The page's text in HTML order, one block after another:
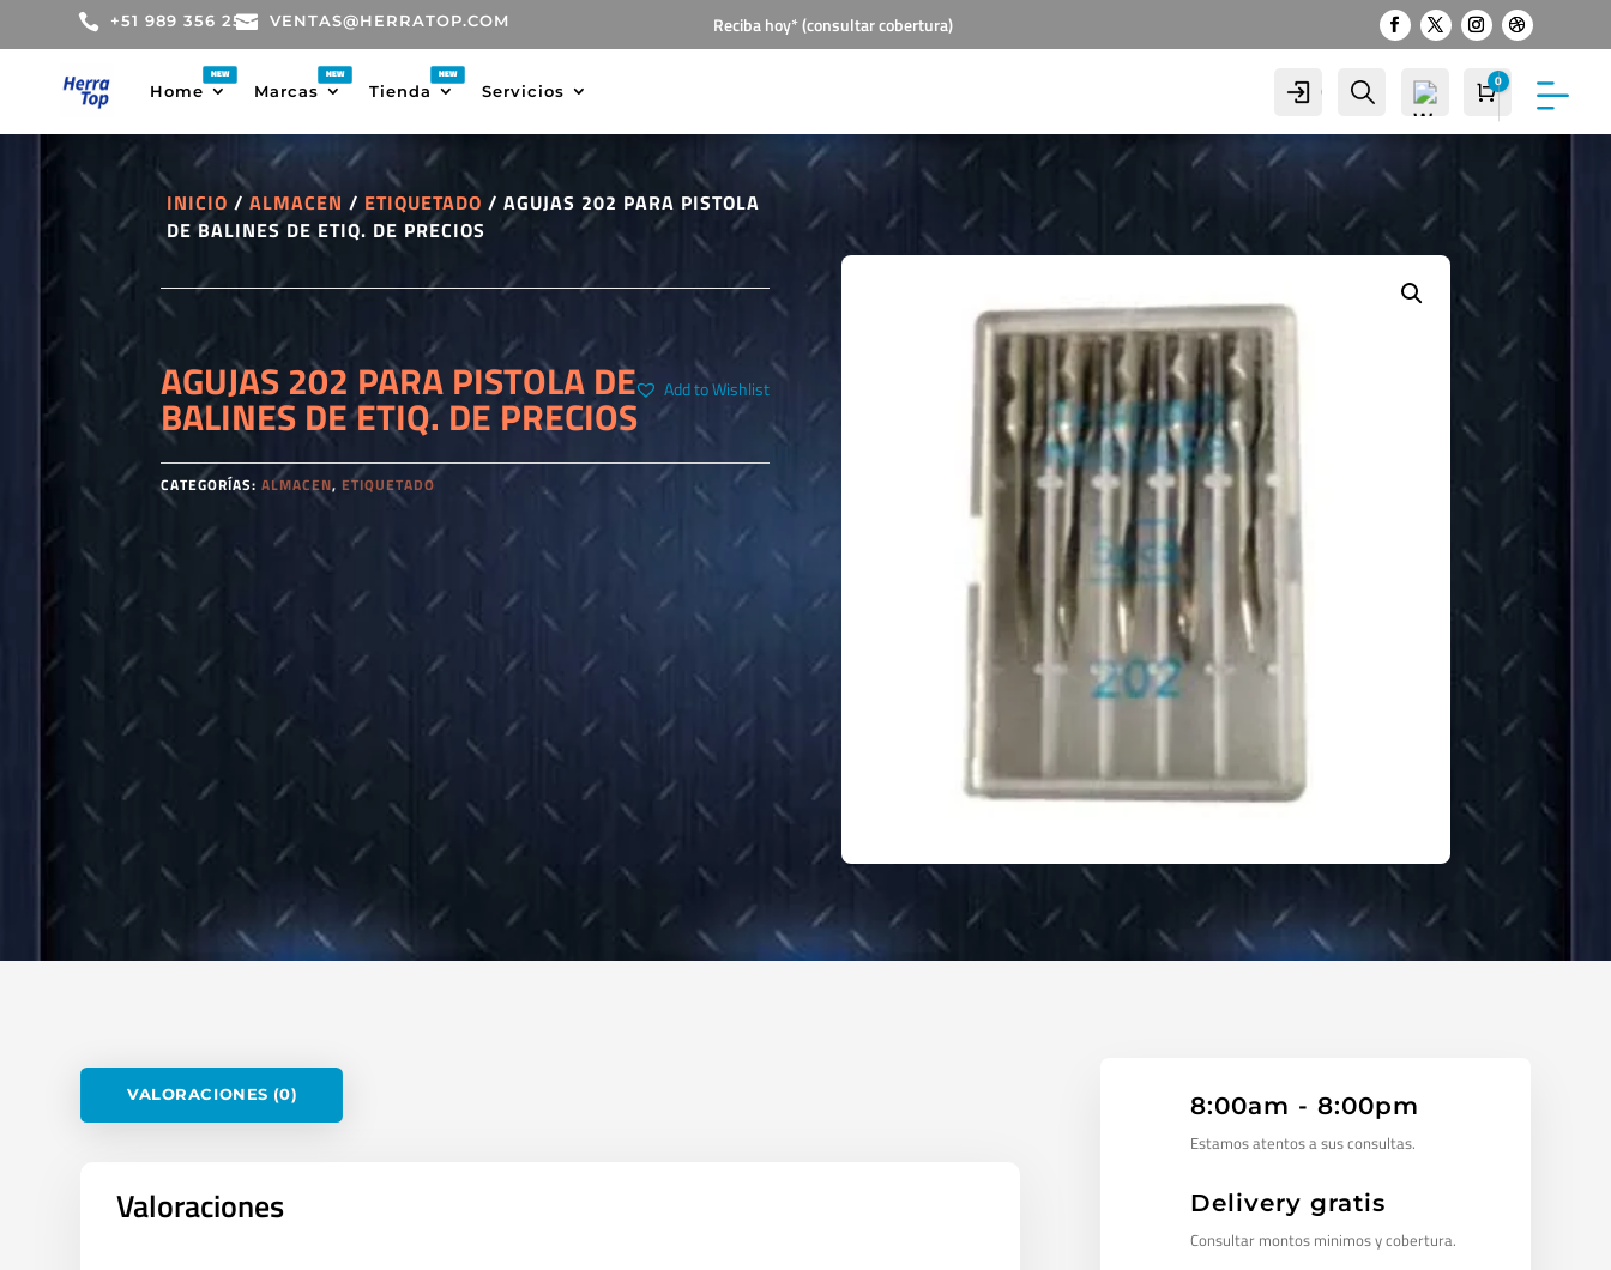
 +51 989 356 255
 VENTAS@HERRATOP.COM Reciba hoy* (consultar cobertura)
Home Marcas Tienda Servicios Cuenta Buscar Carro
0 S/0.00
INICIO /ALMACEN / ETIQUETADO / AGUJAS 202 PARA PISTOLA
DE BALINES DE ETIQ. DE PRECIOS
AGUJAS 202 PARA PISTOLA DE
BALINES DE ETIQ. DE PRECIOS
Add to Wishlist
CATEGORÍAS:ALMACEN, ETIQUETADO
VALORACIONES (0)
Valoraciones
8:00am - 8:00pm
Estamos atentos a sus consultas.
Delivery gratis
Consultar montos minimos y cobertura.